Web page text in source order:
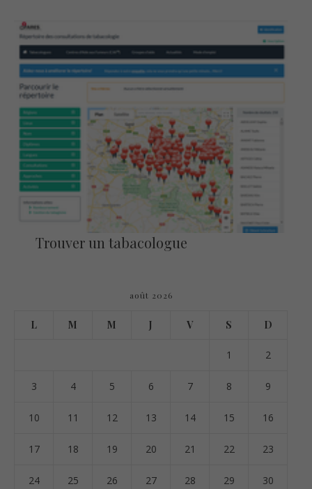
Trouver un tabacologue
août 2026
L M M J V S D
1 2
3 4 5 6 7 8 9
10 11 12 13 14 15 16
17 18 19 20 21 22 23
24 25 26 27 28 29 30